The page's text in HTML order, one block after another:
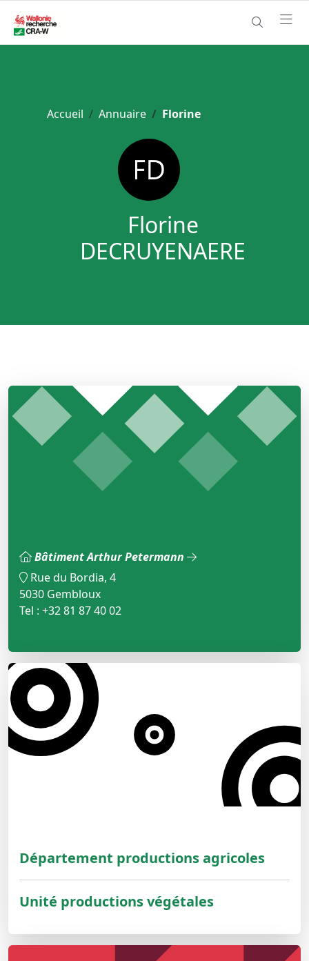
Accueil Annuaire Florine
Florine
DECRUYENAERE
Bâtiment Arthur Petermann
Rue du Bordia, 4
5030 Gembloux
Tel : +32 81 87 40 02
Département productions agricoles
Unité productions végétales